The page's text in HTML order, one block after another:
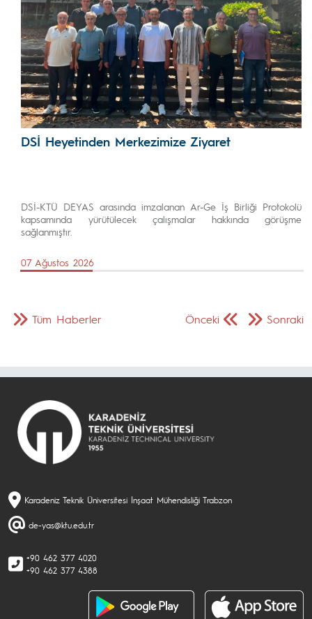
DSİ Heyetinden Merkezimize Ziyaret
DSİ-KTÜ DEYAS arasında imzalanan Ar-Ge İş Birliği Protokolü
kapsamında yürütülecek çalışmalar hakkında görüşme
sağlanmıştır.
07 Ağustos 2026
Önceki Sonraki
Tüm Haberler
Karadeniz Teknik Üniversitesi İnşaat Mühendisliği Trabzon
de-yas@ktu.edu.tr
+90 462 377 4020
+90 462 377 4388